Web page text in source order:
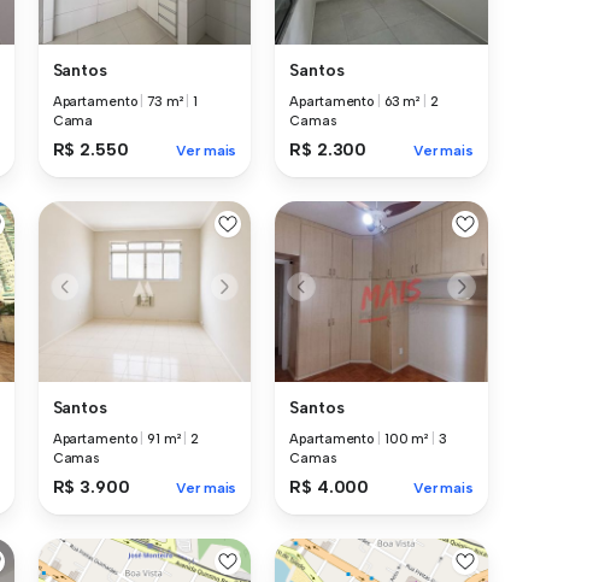
Santos
Apartamento |73 m² |1
Cama
R$ 2.550 Ver mais
Santos
Apartamento 63 m²
2
Camas
R$ 2.300 Ver mais
Santos
Apartamento |91 m² |2
Camas
R$ 3.900 Ver mais
Santos
Apartamento 100 m²
3
Camas
R$ 4.000 Ver mais